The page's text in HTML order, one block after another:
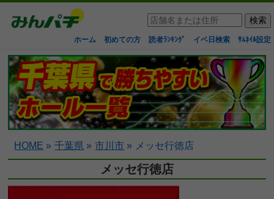
ホーム 初めての方 読者ﾗﾝｷﾝｸﾞ イベ日検索 ｻﾑﾈｲﾙ設定
HOME » 千葉県 » 市川市 » メッセ行徳店
メッセ行徳店